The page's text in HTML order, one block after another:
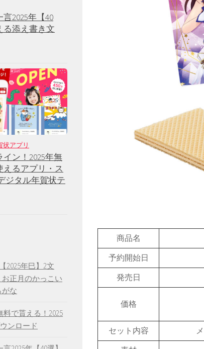
商品名
予約開始日
発売日
価格
セット内容
2025年【40
る添え書き文
状アプリ
ン！2025年無
るアプリ・ス
ジタル年賀状テ
2025年巳】2文
正月のかっこい
な
で貰える！2025
ンロード